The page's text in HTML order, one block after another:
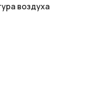
воздуха